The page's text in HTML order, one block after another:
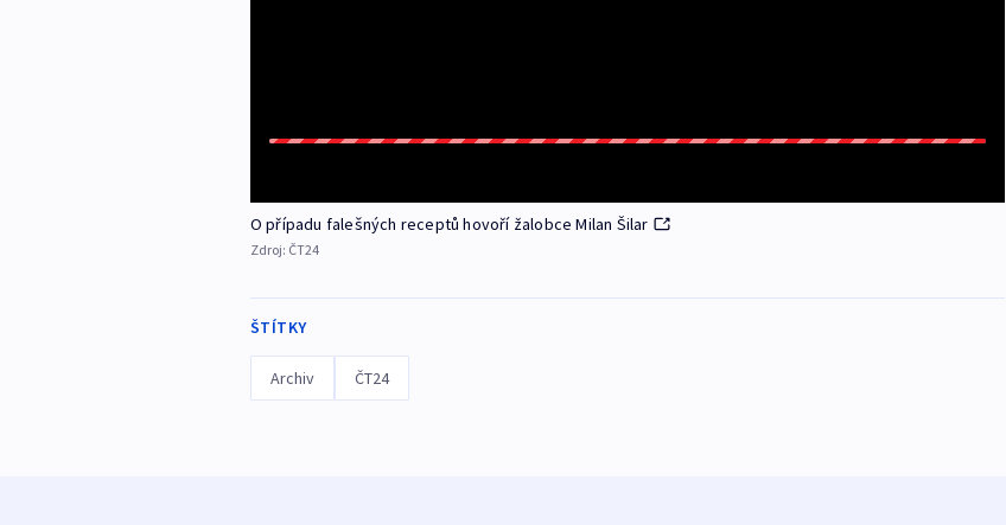
O případu falešných receptů hovoří žalobce Milan Šilar
Zdroj: ČT24
ŠTÍTKY
Archiv ČT24